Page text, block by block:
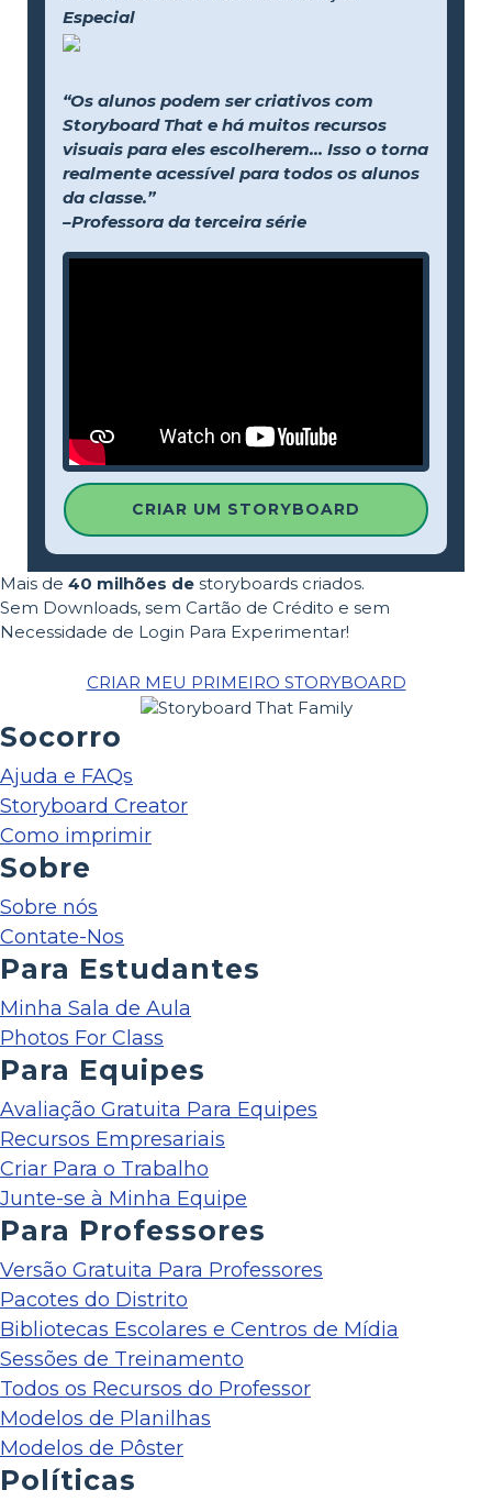
Especial
“Os alunos podem ser criativos com
Storyboard That e há muitos recursos
visuais para eles escolherem... Isso o torna
realmente acessível para todos os alunos
da classe.”
–Professora da terceira série
CRIAR UM STORYBOARD
Mais de 40 milhões de storyboards criados.
Sem Downloads, sem Cartão de Crédito e sem
Necessidade de Login Para Experimentar!
CRIAR MEU PRIMEIRO STORYBOARD
Socorro
Ajuda e FAQs
Storyboard Creator
Como imprimir
Sobre
Sobre nós
Contate-Nos
Para Estudantes
Minha Sala de Aula
Photos For Class
Para Equipes
Avaliação Gratuita Para Equipes
Recursos Empresariais
Criar Para o Trabalho
Junte-se à Minha Equipe
Para Professores
Versão Gratuita Para Professores
Pacotes do Distrito
Bibliotecas Escolares e Centros de Mídia
Sessões de Treinamento
Todos os Recursos do Professor
Modelos de Planilhas
Modelos de Pôster
Políticas